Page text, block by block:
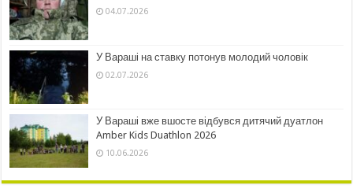
04.07.2026
У Вараші на ставку потонув молодий чоловік
02.07.2026
У Вараші вже вшосте відбувся дитячий дуатлон
Amber Kids Duathlon 2026
10.06.2026